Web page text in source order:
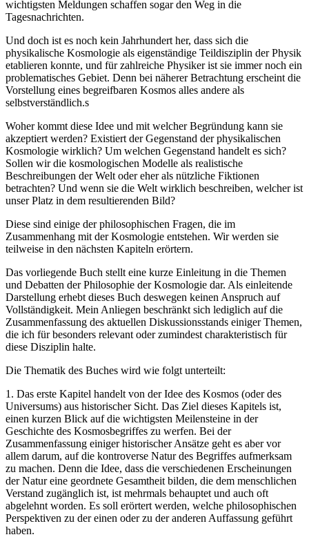
wichtigsten Meldungen schaffen sogar den Weg in die
Tagesnachrichten.
Und doch ist es noch kein Jahrhundert her, dass sich die
physikalische Kosmologie als eigenständige Teildisziplin der Physik
etablieren konnte, und für zahlreiche Physiker ist sie immer noch ein
problematisches Gebiet. Denn bei näherer Betrachtung erscheint die
Vorstellung eines begreifbaren Kosmos alles andere als
selbstverständlich.s
Woher kommt diese Idee und mit welcher Begründung kann sie
akzeptiert werden? Existiert der Gegenstand der physikalischen
Kosmologie wirklich? Um welchen Gegenstand handelt es sich?
Sollen wir die kosmologischen Modelle als realistische
Beschreibungen der Welt oder eher als nützliche Fiktionen
betrachten? Und wenn sie die Welt wirklich beschreiben, welcher ist
unser Platz in dem resultierenden Bild?
Diese sind einige der philosophischen Fragen, die im
Zusammenhang mit der Kosmologie entstehen. Wir werden sie
teilweise in den nächsten Kapiteln erörtern.
Das vorliegende Buch stellt eine kurze Einleitung in die Themen
und Debatten der Philosophie der Kosmologie dar. Als einleitende
Darstellung erhebt dieses Buch deswegen keinen Anspruch auf
Vollständigkeit. Mein Anliegen beschränkt sich lediglich auf die
Zusammenfassung des aktuellen Diskussionsstands einiger Themen,
die ich für besonders relevant oder zumindest charakteristisch für
diese Disziplin halte.
Die Thematik des Buches wird wie folgt unterteilt:
1. Das erste Kapitel handelt von der Idee des Kosmos (oder des
Universums) aus historischer Sicht. Das Ziel dieses Kapitels ist,
einen kurzen Blick auf die wichtigsten Meilensteine in der
Geschichte des Kosmosbegriffes zu werfen. Bei der
Zusammenfassung einiger historischer Ansätze geht es aber vor
allem darum, auf die kontroverse Natur des Begriffes aufmerksam
zu machen. Denn die Idee, dass die verschiedenen Erscheinungen
der Natur eine geordnete Gesamtheit bilden, die dem menschlichen
Verstand zugänglich ist, ist mehrmals behauptet und auch oft
abgelehnt worden. Es soll erörtert werden, welche philosophischen
Perspektiven zu der einen oder zu der anderen Auffassung geführt
haben.